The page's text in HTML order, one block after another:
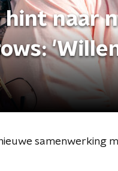
hint naar
samenwerking